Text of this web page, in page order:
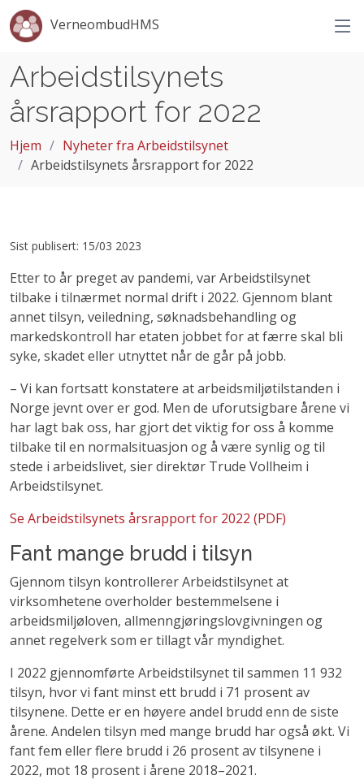
VerneombudHMS
Arbeidstilsynets
årsrapport for 2022
Hjem
Nyheter fra Arbeidstilsynet
Arbeidstilsynets årsrapport for 2022
Sist publisert: 15/03 2023
Etter to år preget av pandemi, var Arbeidstilsynet
tilbake i tilnærmet normal drift i 2022. Gjennom blant
annet tilsyn, veiledning, søknadsbehandling og
markedskontroll har etaten jobbet for at færre skal bli
syke, skadet eller utnyttet når de går på jobb.
– Vi kan fortsatt konstatere at arbeidsmiljøtilstanden i
Norge jevnt over er god. Men de uforutsigbare årene vi
har lagt bak oss, har gjort det viktig for oss å komme
tilbake til en normalsituasjon og å være synlig og til
stede i arbeidslivet, sier direktør Trude Vollheim i
Arbeidstilsynet.
Se Arbeidstilsynets årsrapport for 2022 (PDF)
Fant mange brudd i tilsyn
Gjennom tilsyn kontrollerer Arbeidstilsynet at
virksomhetene overholder bestemmelsene i
arbeidsmiljøloven, allmenngjøringslovgivningen og
annet regelverk som er tillagt vår myndighet.
I 2022 gjennomførte Arbeidstilsynet til sammen 11 932
tilsyn, hvor vi fant minst ett brudd i 71 prosent av
tilsynene. Dette er en høyere andel brudd enn de siste
årene. Andelen tilsyn med mange brudd har også økt. Vi
fant fem eller flere brudd i 26 prosent av tilsynene i
2022, mot 18 prosent i årene 2018–2021.